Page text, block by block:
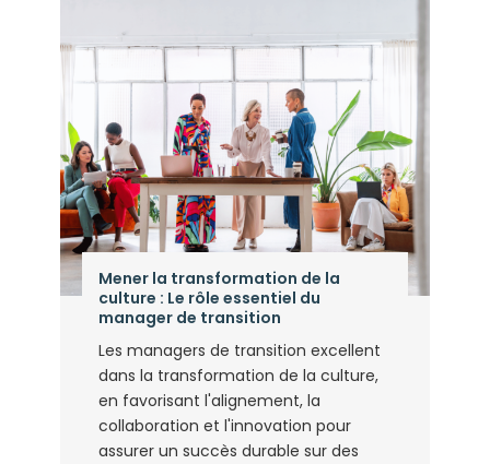
Mener la transformation de la
culture : Le rôle essentiel du
manager de transition
Les managers de transition excellent
dans la transformation de la culture,
en favorisant l'alignement, la
collaboration et l'innovation pour
assurer un succès durable sur des